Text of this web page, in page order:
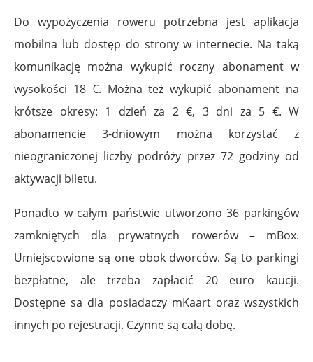
Do wypożyczenia roweru potrzebna jest aplikacja
mobilna lub dostęp do strony w internecie. Na taką
komunikację można wykupić roczny abonament w
wysokości 18 €. Można też wykupić abonament na
krótsze okresy: 1 dzień za 2 €, 3 dni za 5 €. W
abonamencie 3-dniowym można korzystać z
nieograniczonej liczby podróży przez 72 godziny od
aktywacji biletu.
Ponadto w całym państwie utworzono 36 parkingów
zamkniętych dla prywatnych rowerów – mBox.
Umiejscowione są one obok dworców. Są to parkingi
bezpłatne, ale trzeba zapłacić 20 euro kaucji.
Dostępne sa dla posiadaczy mKaart oraz wszystkich
innych po rejestracji. Czynne są całą dobę.